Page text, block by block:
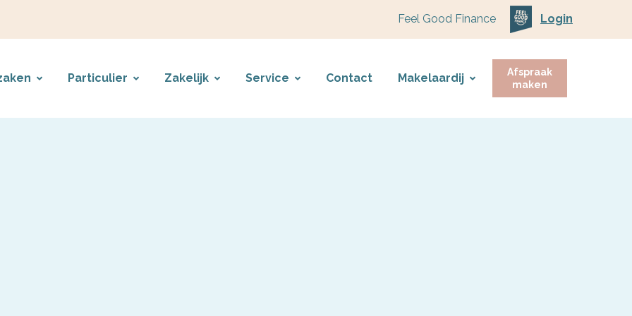
Feel Good Finance Login
Particulier Zakelijk Service Contact Makelaardij
Afspraak
maken